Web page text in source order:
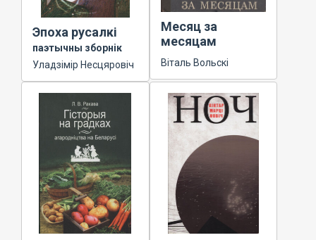
Эпоха русалкі
паэтычны зборнік
Уладзімір Несцяровіч
Месяц за
месяцам
Віталь Вольскі